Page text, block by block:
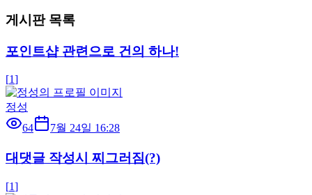
게시판 목록
포인트샵 관련으로 건의 하나!
[1]
정성
64
7월 24일 16:28
대댓글 작성시 찌그러짐(?)
[1]